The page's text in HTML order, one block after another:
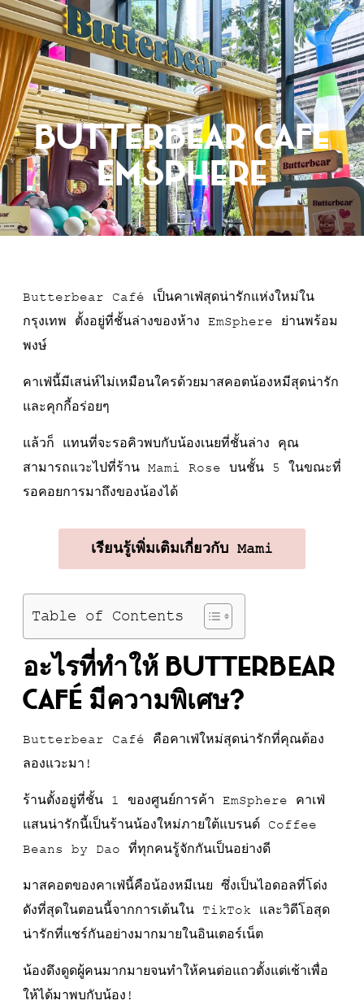
การจอง
Butterbear Cafe
EmSphere
Butterbear Café เป็นคาเฟ่สุดน่ารักแห่งใหม่ใน
กรุงเทพ ตั้งอยู่ที่ชั้นล่างของห้าง EmSphere ย่านพร้อม
พงษ์
คาเฟ่นี้มีเสน่ห์ไม่เหมือนใครด้วยมาสคอตน้องหมีสุดน่ารัก
และคุกกี้อร่อยๆ
แล้วก็ แทนที่จะรอคิวพบกับน้องเนยที่ชั้นล่าง คุณ
สามารถแวะไปที่ร้าน Mami Rose บนชั้น 5 ในขณะที่
รอคอยการมาถึงของน้องได้
เรียนรู้เพิ่มเติมเกี่ยวกับ Mami
Table of Contents
อะไรที่ทำให้ Butterbear
Café มีความพิเศษ?
Butterbear Café คือคาเฟ่ใหม่สุดน่ารักที่คุณต้อง
ลองแวะมา!
ร้านตั้งอยู่ที่ชั้น 1 ของศูนย์การค้า EmSphere คาเฟ่
แสนน่ารักนี้เป็นร้านน้องใหม่ภายใต้แบรนด์ Coffee
Beans by Dao ที่ทุกคนรู้จักกันเป็นอย่างดี
มาสคอตของคาเฟ่นี้คือน้องหมีเนย ซึ่งเป็นไอดอลที่โด่ง
ดังที่สุดในตอนนี้จากการเต้นใน TikTok และวิดีโอสุด
น่ารักที่แชร์กันอย่างมากมายในอินเตอร์เน็ต
น้องดึงดูดผู้คนมากมายจนทำให้คนต่อแถวตั้งแต่เช้าเพื่อ
ให้ได้มาพบกับน้อง!